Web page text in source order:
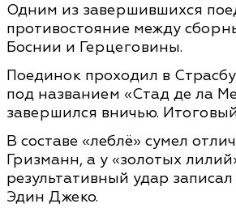
Одним из завершившихся
противостояние между
Боснии и Герцеговины.
Поединок проходил в
под названием «Стад де ла
завершился вничью. Итоговый
В составе «леблё» сумел
Гризманн, а у «золотых
результативный удар записал
Эдин Джеко.